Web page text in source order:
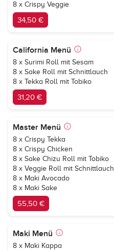
8 x Crispy Veggie
34,50 €
California Menü
8 x Surimi Roll mit Sesam
8 x Sake Roll mit Schnittlauch
8 x Tekka Roll mit Tobiko
31,20 €
Master Menü
8 x Crispy Tekka
8 x Crispy Chicken
8 x Sake Chizu Roll mit Tobiko
8 x Veggie Roll mit Schnittlauch
8 x Maki Avocado
8 x Maki Sake
55,50 €
Maki Menü
8 x Maki Kappa